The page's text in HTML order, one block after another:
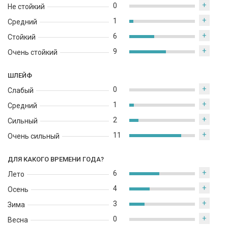
Не стойкий
Средний
Стойкий
Очень стойкий
0 +
1 +
6 +
9 +
ШЛЕЙФ
Слабый
Средний
Сильный
Очень сильный
0 +
1 +
2 +
11 +
ДЛЯ КАКОГО ВРЕМЕНИ ГОДА?
Лето
Осень
Зима
Весна
6 +
4 +
3 +
0 +